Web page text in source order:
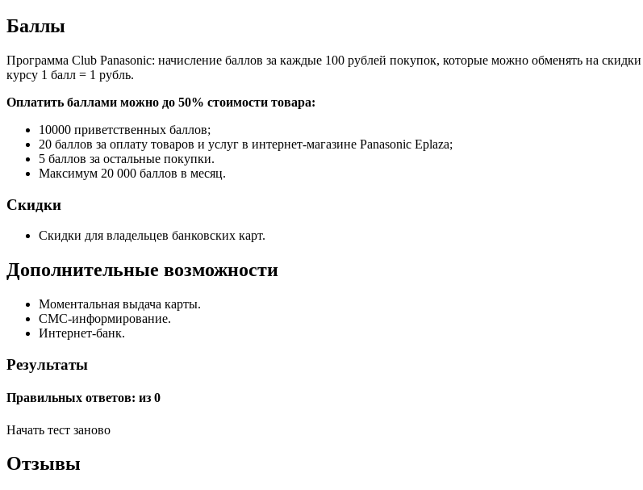
Баллы
Программа Club Panasonic: начисление баллов за каждые 100 рублей покупок, которые можно обменять на
курсу 1 балл = 1 рубль.
Оплатить баллами можно до 50% стоимости товара:
10000 приветственных баллов;
20 баллов за оплату товаров и услуг в интернет-магазине Panasonic Eplaza;
5 баллов за остальные покупки.
Максимум 20 000 баллов в месяц.
Скидки
Скидки для владельцев банковских карт.
Дополнительные возможности
Моментальная выдача карты.
СМС-информирование.
Интернет-банк.
Результаты
Правильных ответов: из 0
Начать тест заново
Отзывы